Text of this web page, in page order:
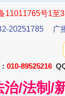
法
11011765号1至
20251785
广
010-89525216
/法制/